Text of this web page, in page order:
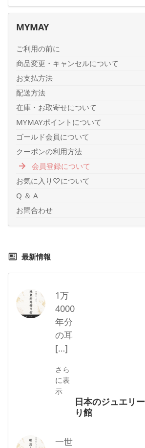
MYMAY
ご利用の前に
商品変更・キャンセルについて
お支払方法
配送方法
在庫・お取寄せについて
MYMAYポイントについて
ゴールド会員について
クーポンの利用方法
会員登録について
お気に入り♡について
Q ＆ A
お問合わせ
最新情報
日本のジュエリ
り館
1万
4000
年分
の耳
[…]
さら
に表
示
一世